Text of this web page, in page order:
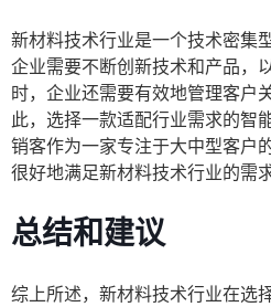
新材料技术行业是一个技术密集
企业需要不断创新技术和产品，
时，企业还需要有效地管理客户
此，选择一款适配行业需求的智
销客作为一家专注于大中型客户
很好地满足新材料技术行业的需求
总结和建议
综上所述，新材料技术行业在选